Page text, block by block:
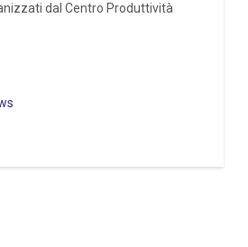
dal Centro Produttività